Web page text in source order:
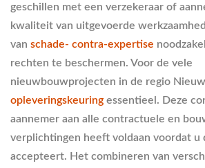
geschillen met een verzekeraar of
kwaliteit van uitgevoerde
van schade- contra-expertise
rechten te beschermen. Voor de vele
nieuwbouwprojecten in de regio
opleveringskeuring essentieel. Deze
aannemer aan alle contractuele en
verplichtingen heeft voldaan voordat u
accepteert. Het combineren van